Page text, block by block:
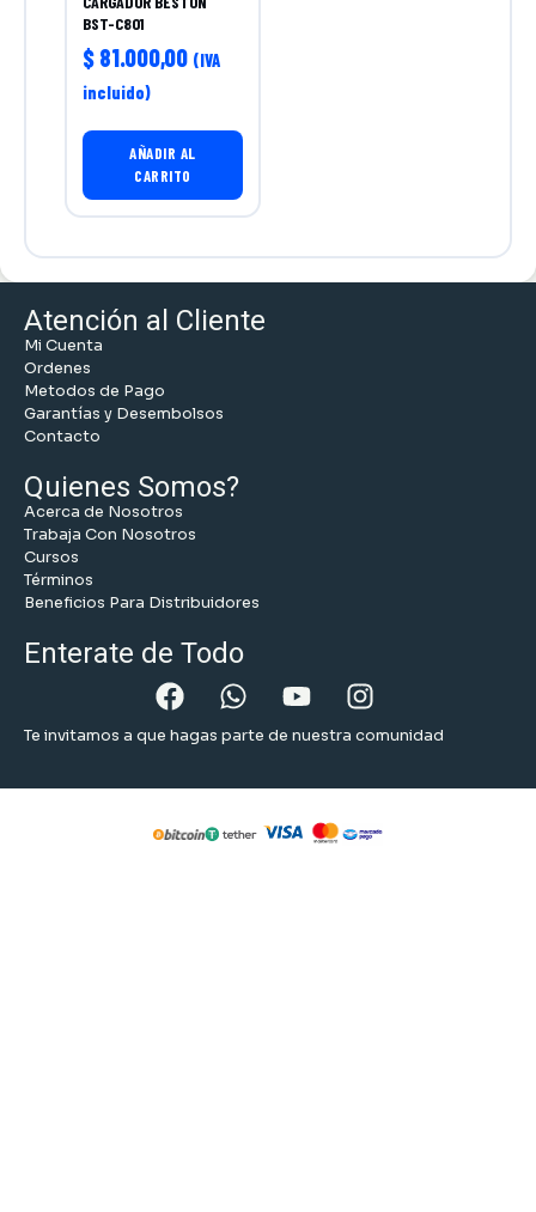
BST-C801
$ 81.000,00 (IVA
incluido)
AÑADIR AL
CARRITO
Atención al Cliente
Mi Cuenta
Ordenes
Metodos de Pago
Garantías y Desembolsos
Contacto
Quienes Somos?
Acerca de Nosotros
Trabaja Con Nosotros
Cursos
Términos
Beneficios Para Distribuidores
Enterate de Todo
Te invitamos a que hagas parte de nuestra comunidad